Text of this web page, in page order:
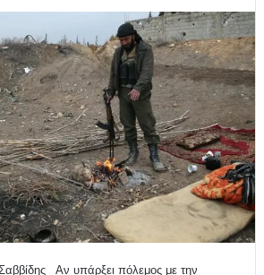
Αν υπάρξει πόλεμος με την